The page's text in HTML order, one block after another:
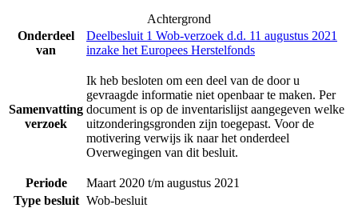
Achtergrond
Onderdeel
van
Deelbesluit 1 Wob-verzoek d.d. 11 augustus 2021
inzake het Europees Herstelfonds
Samenvatting
verzoek
Ik heb besloten om een deel van de door u
gevraagde informatie niet openbaar te maken. Per
document is op de inventarislijst aangegeven welke
uitzonderingsgronden zijn toegepast. Voor de
motivering verwijs ik naar het onderdeel
Overwegingen van dit besluit.
Periode
Maart 2020 t/m augustus 2021
Type besluit Wob-besluit